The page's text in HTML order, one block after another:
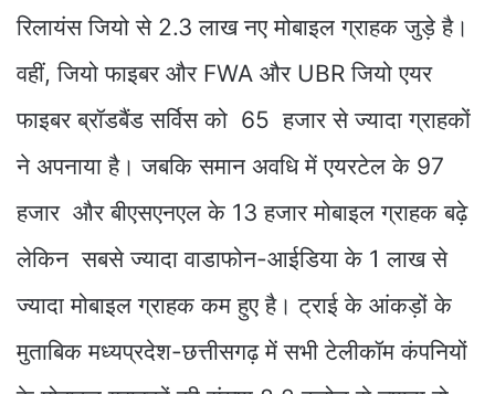
रिलायंस जियो से 2.3 लाख नए मोबाइल ग्राहक जुड़े है।
वहीं, जियो फाइबर और FWA और UBR जियो एयर
फाइबर ब्रॉडबैंड सर्विस को 65 हजार से ज्यादा ग्राहकों
ने अपनाया है। जबकि समान अवधि में एयरटेल के 97
हजार और बीएसएनएल के 13 हजार मोबाइल ग्राहक बढ़े
लेकिन सबसे ज्यादा वाडाफोन-आईडिया के 1 लाख से
ज्यादा मोबाइल ग्राहक कम हुए है। ट्राई के आंकड़ों के
मुताबिक मध्यप्रदेश-छत्तीसगढ़ में सभी टेलीकॉम कंपनियों